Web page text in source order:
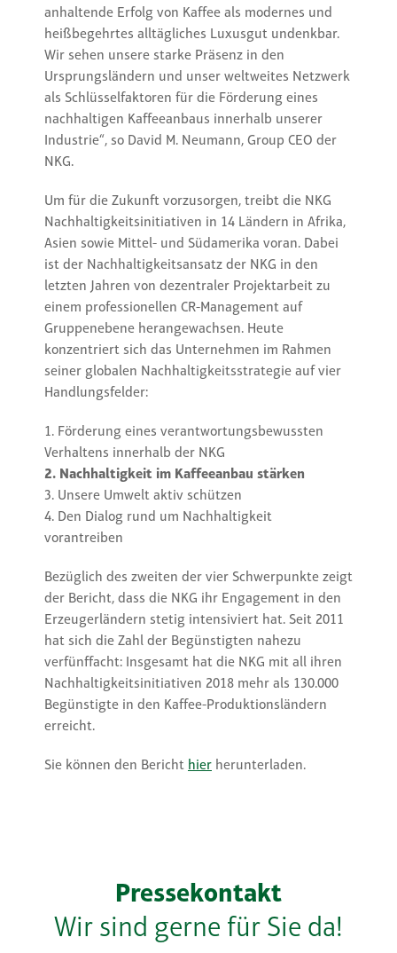
anhaltende Erfolg von Kaffee als modernes und
heißbegehrtes alltägliches Luxusgut undenkbar.
Wir sehen unsere starke Präsenz in den
Ursprungsländern und unser weltweites Netzwerk
als Schlüsselfaktoren für die Förderung eines
nachhaltigen Kaffeeanbaus innerhalb unserer
Industrie“, so David M. Neumann, Group CEO der
NKG.
Um für die Zukunft vorzusorgen, treibt die NKG
Nachhaltigkeitsinitiativen in 14 Ländern in Afrika,
Asien sowie Mittel- und Südamerika voran. Dabei
ist der Nachhaltigkeitsansatz der NKG in den
letzten Jahren von dezentraler Projektarbeit zu
einem professionellen CR-Management auf
Gruppenebene herangewachsen. Heute
konzentriert sich das Unternehmen im Rahmen
seiner globalen Nachhaltigkeitsstrategie auf vier
Handlungsfelder:
1. Förderung eines verantwortungsbewussten
Verhaltens innerhalb der NKG
2. Nachhaltigkeit im Kaffeeanbau stärken
3. Unsere Umwelt aktiv schützen
4. Den Dialog rund um Nachhaltigkeit
vorantreiben
Bezüglich des zweiten der vier Schwerpunkte zeigt
der Bericht, dass die NKG ihr Engagement in den
Erzeugerländern stetig intensiviert hat. Seit 2011
hat sich die Zahl der Begünstigten nahezu
verfünffacht: Insgesamt hat die NKG mit all ihren
Nachhaltigkeitsinitiativen 2018 mehr als 130.000
Begünstigte in den Kaffee-Produktionsländern
erreicht.
Sie können den Bericht hier herunterladen.
Pressekontakt
Wir sind gerne für Sie da!